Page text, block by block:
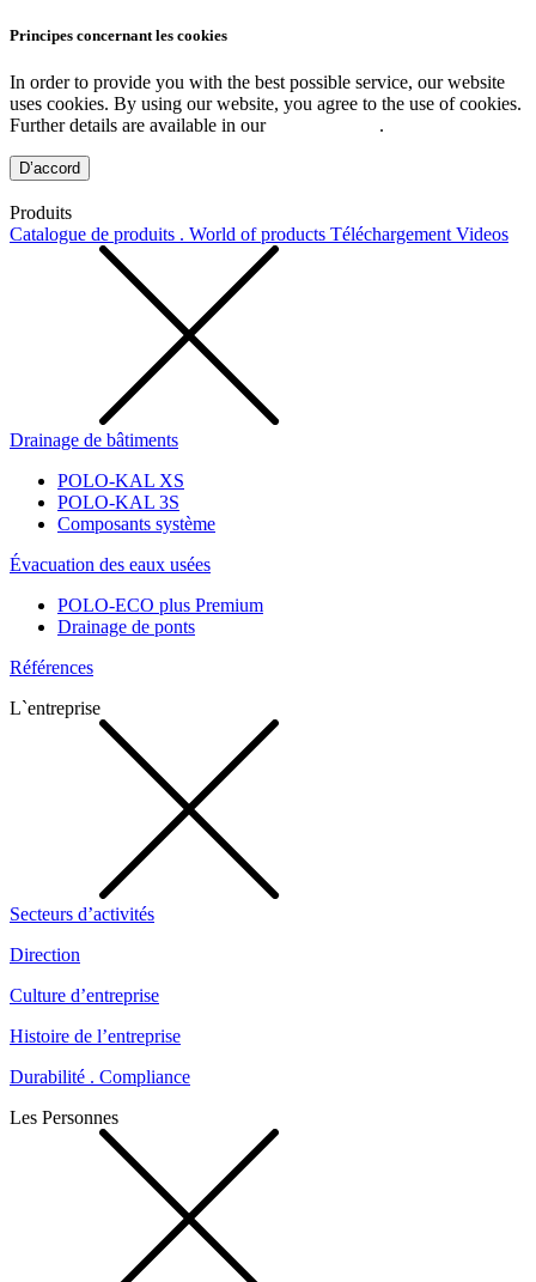
Principes concernant les cookies
In order to provide you with the best possible service, our website
uses cookies. By using our website, you agree to the use of cookies.
Further details are available in our
.
D’accord
Produits
Catalogue de produits . World of products Téléchargement Videos
Drainage de bâtiments
POLO-KAL XS
POLO-KAL 3S
Composants système
Évacuation des eaux usées
POLO-ECO plus Premium
Drainage de ponts
Références
L`entreprise
Secteurs d’activités
Direction
Culture d’entreprise
Histoire de l’entreprise
Durabilité . Compliance
Les Personnes